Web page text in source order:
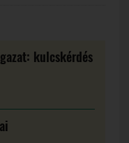
kulcskérdés